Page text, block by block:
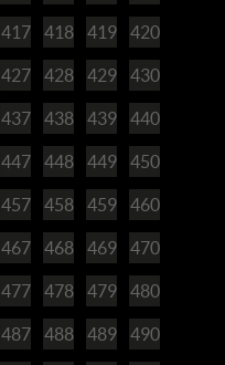
417 418 419 420
427 428 429 430
437 438 439 440
447 448 449 450
457 458 459 460
467 468 469 470
477 478 479 480
487 488 489 490